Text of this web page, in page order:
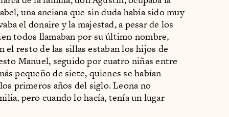
una anciana que sin duda había sido muy
el donaire y la majestad, a pesar de los
todos llamaban por su último nombre,
el resto de las sillas estaban los hijos de
Manuel, seguido por cuatro niñas entre
pequeño de siete, quienes se habían
primeros años del siglo. Leona no
pero cuando lo hacía, tenía un lugar